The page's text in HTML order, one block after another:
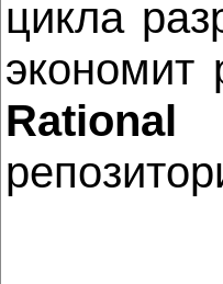
цикла
экономит
Rational